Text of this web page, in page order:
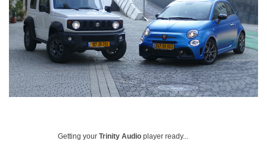
Getting your Trinity Audio player ready...